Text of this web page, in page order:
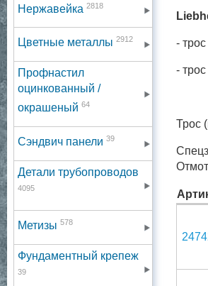
Нержавейка 2818
Цветные металлы 2912
Профнастил
оцинкованный /
окрашеный 64
Сэндвич панели 39
Детали трубопроводов
4095
Метизы 578
Фундаментный крепеж
39
-
-
Трос